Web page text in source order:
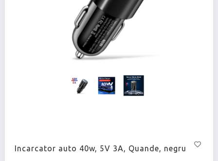
Incarcator auto 40w, 5V 3A, Quande, negru